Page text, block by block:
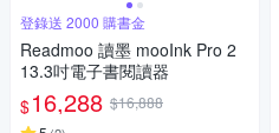
登錄送 2000 購書金
Readmoo 讀墨 mooInk Pro 2
13.3吋電子書閱讀器
$16,288 $16,888